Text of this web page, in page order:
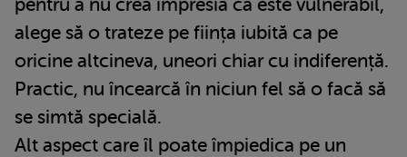
alege să o trateze pe ființa iubită ca pe
oricine altcineva, uneori chiar cu indiferență.
Practic, nu încearcă în niciun fel să o facă să
se simtă specială.
Alt aspect care îl poate împiedica pe un